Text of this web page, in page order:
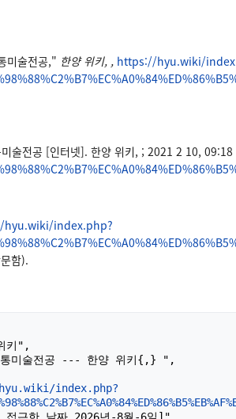
미술전공," 한양 위키, , https://hyu.wiki/
미술전공 [인터넷]. 한양 위키, ; 2021 2 10,
index.php?
함).
index.php?